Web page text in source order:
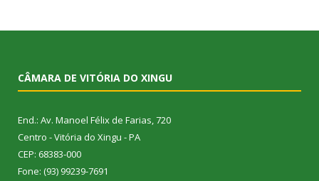
CÂMARA DE VITÓRIA DO XINGU
End.: Av. Manoel Félix de Farias, 720
Centro - Vitória do Xingu - PA
CEP: 68383-000
Fone: (93) 99239-7691